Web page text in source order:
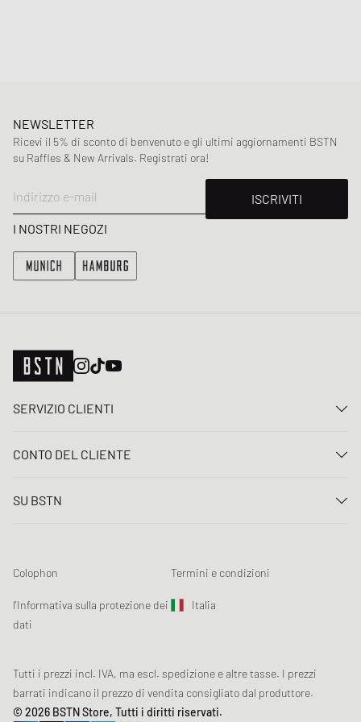
NEWSLETTER
Ricevi il 5% di sconto di benvenuto e gli ultimi aggiornamenti BSTN
su Raffles & New Arrivals. Registrati ora!
Indirizzo e-mail
ISCRIVITI
I NOSTRI NEGOZI
SERVIZIO CLIENTI
FAQ
Loyalty Program
Sicurezza del prodotto
CONTO DEL CLIENTE
Registro
Registrazione alla newsletter
Tracciamento dati
SU BSTN
Chronicles
Sustainability
Affiliates
Sconto studenti: EDiU
Colophon Termini e condizioni
l'Informativa sulla protezione dei
dati
Italia
Tutti i prezzi incl. IVA, ma escl. spedizione e altre tasse. I prezzi
barrati indicano il prezzo di vendita consigliato dal produttore.
© 2026 BSTN Store, Tutti i diritti riservati.